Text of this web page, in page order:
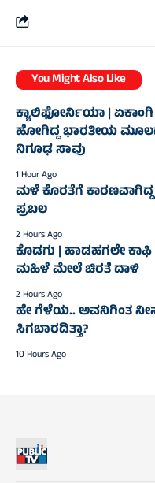
You Might Also Like
ಕ್ಯಾಲಿಫೋರ್ನಿಯಾ |
ಹೋಗಿದ್ದ ಭಾರತೀಯ
ನಿಗೂಢ ಸಾವು
1 Hour Ago
ಮಳೆ ಕೊರತೆಗೆ
ಪ್ರಬಲ
2 Hours Ago
ಕೊಡಗು | ಹಾಡಹಗಲೇ ಕಾಫಿ
ಮಹಿಳೆ ಮೇಲೆ ಚಿರತೆ ದಾಳಿ
2 Hours Ago
ಹೇ ಗೆಳೆಯ.. ಅವನಿಗಿಂತ
ಸಿಗಬಾರದಿತ್ತಾ?
10 Hours Ago